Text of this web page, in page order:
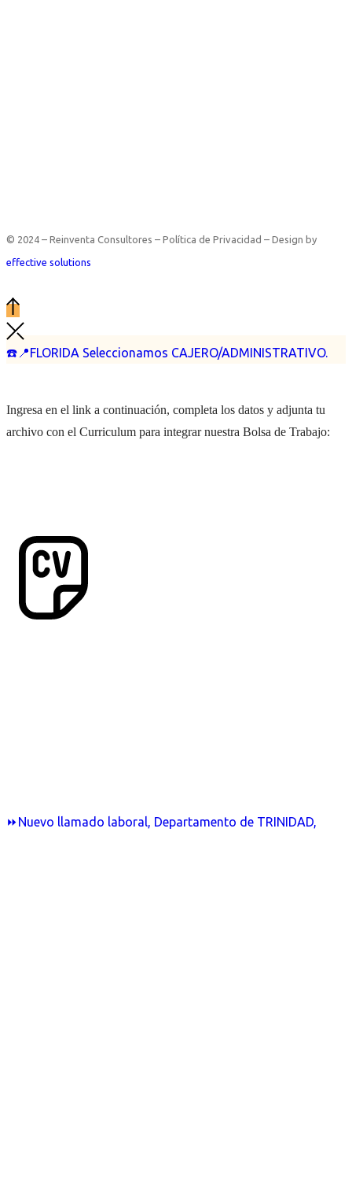
☎️📍FLORIDA Seleccionamos CAJERO/ADMINISTRATIVO.
⏩Nuevo llamado laboral, Departamento de TRINIDAD,
© 2024 – Reinventa Consultores – Política de Privacidad – Design by
effective solutions
Ingresa en el link a continuación, completa los datos y adjunta tu
archivo con el Curriculum para integrar nuestra Bolsa de Trabajo: